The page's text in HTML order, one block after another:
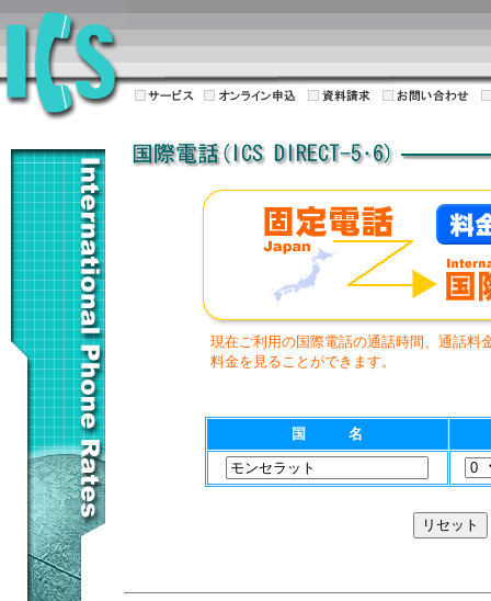
現在ご利用の国際電話の通話時間、通話料
料金を見ることができます。
国 名